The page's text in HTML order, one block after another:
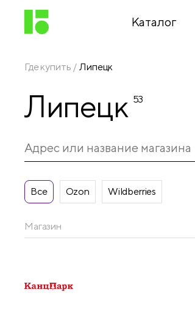
Каталог
принадлежности
Канцелярские
принадлежности
Папки,
Где купить Липецк
Липецк 53
Все Ozon Wildberries
Магазин